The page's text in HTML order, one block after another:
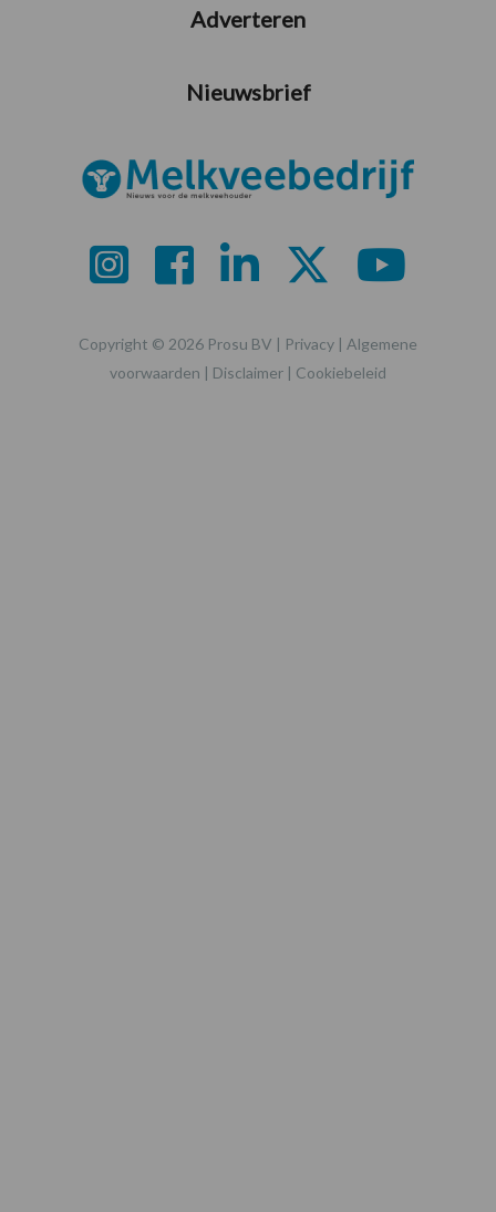
Adverteren
Nieuwsbrief
Copyright © 2026 Prosu BV | Privacy | Algemene
voorwaarden | Disclaimer | Cookiebeleid